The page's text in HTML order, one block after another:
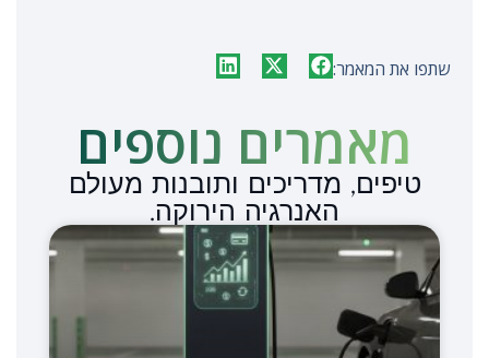
שתפו את המאמר:
מאמרים נוספים​
טיפים, מדריכים ותובנות מעולם
האנרגיה הירוקה.